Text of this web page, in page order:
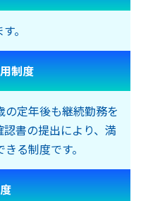
。
制度
定年後も継続勤務を
書の提出により、満
る制度です。